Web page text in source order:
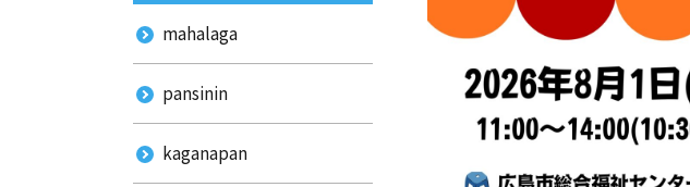
mahalaga
pansinin
kaganapan